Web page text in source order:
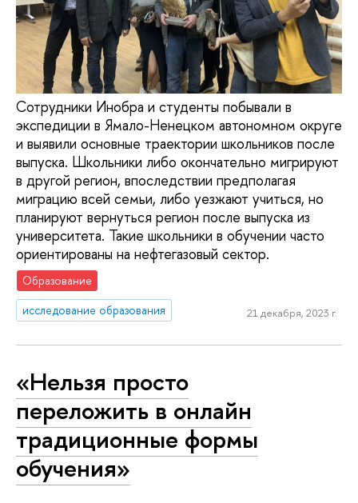
Сотрудники Инобра и студенты побывали в
экспедиции в Ямало-Ненецком автономном округе
и выявили основные траектории школьников после
выпуска. Школьники либо окончательно мигрируют
в другой регион, впоследствии предполагая
миграцию всей семьи, либо уезжают учиться, но
планируют вернуться регион после выпуска из
университета. Такие школьники в обучении часто
ориентированы на нефтегазовый сектор.
Образование
исследование образования
21 декабря, 2023 г.
«Нельзя просто
переложить в онлайн
традиционные формы
обучения»